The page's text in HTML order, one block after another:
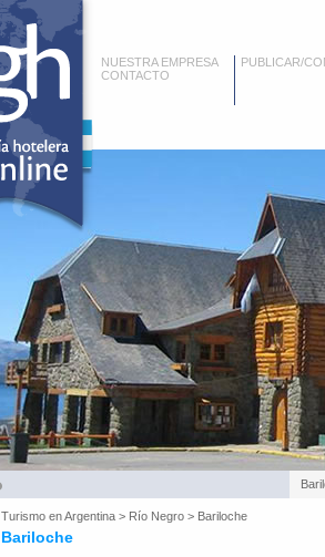
NUESTRA EMPRESA
CONTACTO
PUBLICAR/
Turismo enArgentina > Río Negro > Bariloche
Bariloche